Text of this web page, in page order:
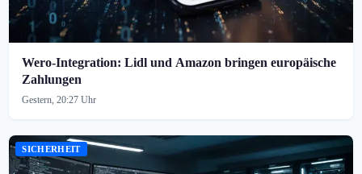
Wero-Integration: Lidl und Amazon bringen europäische
Zahlungen
Gestern, 20:27 Uhr
SICHERHEIT